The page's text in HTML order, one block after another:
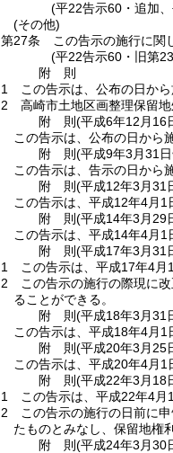
(平22告示60・追加
(その他)
第27条
この告示の施行に関
(平22告示60・旧第
附 則
1
この告示は、公布の日から
2
高崎市土地区画整理保留
附 則(平成6年12月16
この告示は、公布の日から
附 則(平成9年3月31日
この告示は、告示の日から
附 則(平成12年3月31
この告示は、平成12年4月1
附 則(平成14年3月29
この告示は、平成14年4月1
附 則(平成17年3月31
1
この告示は、平成17年4月
2
この告示の施行の際現に
ることができる。
附 則(平成18年3月31
この告示は、平成18年4月1
附 則(平成20年3月25
この告示は、平成20年4月1
附 則(平成22年3月18
1
この告示は、平成22年4月
2
この告示の施行の日前に
たものとみなし、保留地権
附 則(平成24年3月30